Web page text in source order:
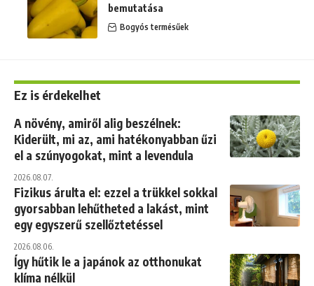
bemutatása
Bogyós termésűek
Ez is érdekelhet
A növény, amiről alig beszélnek:
Kiderült, mi az, ami hatékonyabban űzi
el a szúnyogokat, mint a levendula
2026.08.07.
Fizikus árulta el: ezzel a trükkel sokkal
gyorsabban lehűtheted a lakást, mint
egy egyszerű szellőztetéssel
2026.08.06.
Így hűtik le a japánok az otthonukat
klíma nélkül